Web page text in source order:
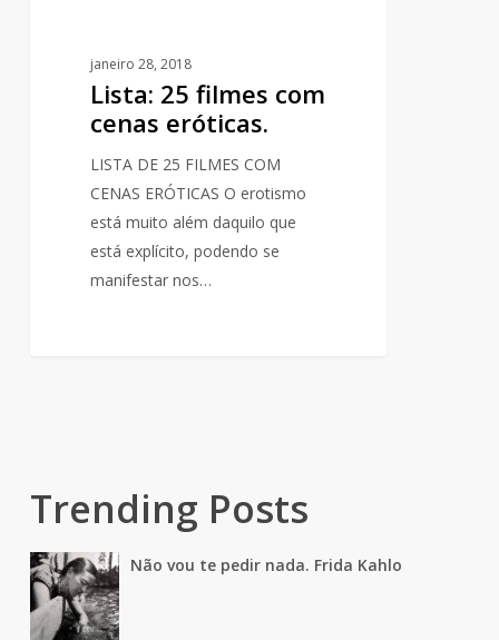
janeiro 28, 2018
Lista: 25 filmes com
cenas eróticas.
LISTA DE 25 FILMES COM
CENAS ERÓTICAS O erotismo
está muito além daquilo que
está explícito, podendo se
manifestar nos…
Trending Posts
Não vou te pedir nada. Frida Kahlo